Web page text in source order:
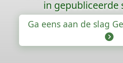
in gepubliceerde
Ga eens aan de slag